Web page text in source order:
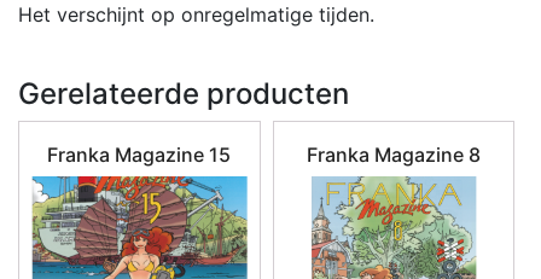
Het verschijnt op onregelmatige tijden.
Gerelateerde producten
Franka Magazine 15 Franka Magazine 8